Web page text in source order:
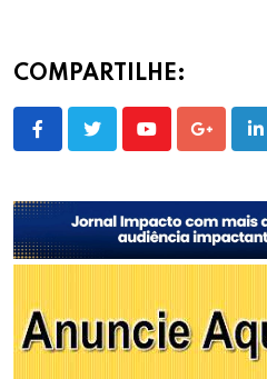
COMPARTILHE:
YoutubeGoogle+